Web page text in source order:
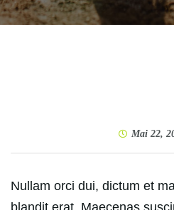
Mai 22,
Nullam orci dui, dictum et